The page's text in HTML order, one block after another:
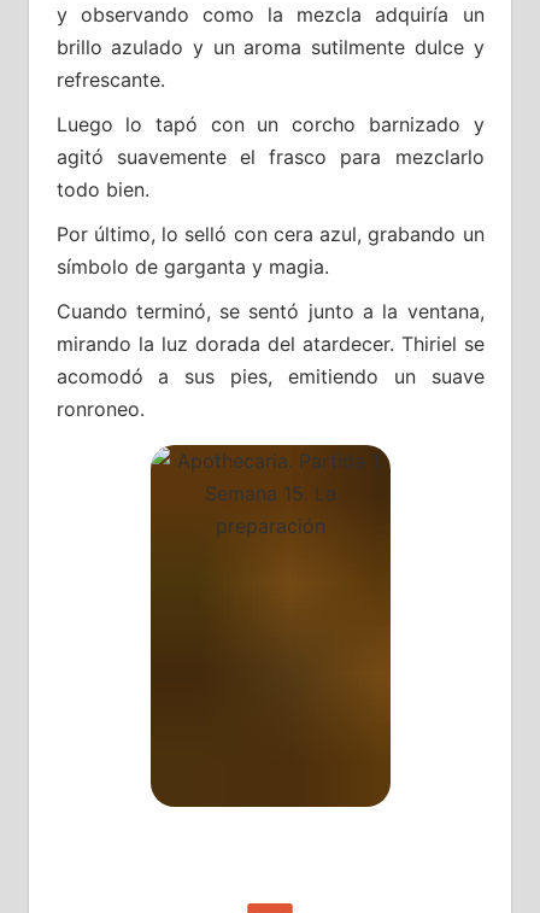
y observando como la mezcla adquiría un
brillo azulado y un aroma sutilmente dulce y
refrescante.
Luego lo tapó con un corcho barnizado y
agitó suavemente el frasco para mezclarlo
todo bien.
Por último, lo selló con cera azul, grabando un
símbolo de garganta y magia.
Cuando terminó, se sentó junto a la ventana,
mirando la luz dorada del atardecer. Thiriel se
acomodó a sus pies, emitiendo un suave
ronroneo.